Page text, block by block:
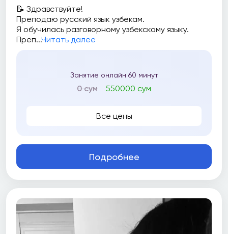
📝 Здравствуйте!
Преподаю русский язык узбекам.
Я обучилась разговорному узбекскому языку.
Преп...Читать далее
Занятие онлайн 60 минут
0 сум 550000 сум
Все цены
Подробнее